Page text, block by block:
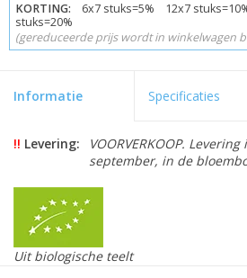
KORTING: 6x7 stuks=5% 12x7
stuks=20%
(gereduceerde prijs wordt in winkelwagen
Informatie Specificaties
!! Levering:
VOORVERKOOP.
september, in de
Uit biologische teelt